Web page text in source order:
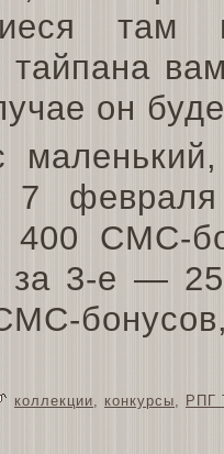
там
тайпана
он
7
400 СМС-
за 3-е —
коллекции конкурсы РПГ